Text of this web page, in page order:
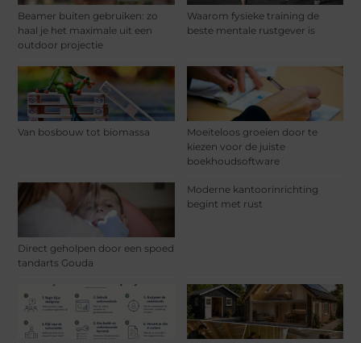
Beamer buiten gebruiken: zo
haal je het maximale uit een
outdoor projectie
Waarom fysieke training de
beste mentale rustgever is
Van bosbouw tot biomassa
Moeiteloos groeien door te
kiezen voor de juiste
boekhoudsoftware
Direct geholpen door een spoed
tandarts Gouda
Moderne kantoorinrichting
begint met rust